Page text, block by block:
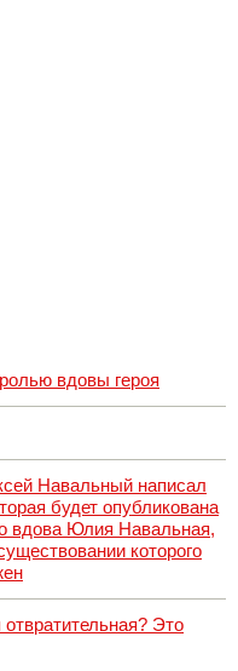
вдовы героя
Навальный написал
будет опубликована
вдова Юлия Навальная,
которого
Это